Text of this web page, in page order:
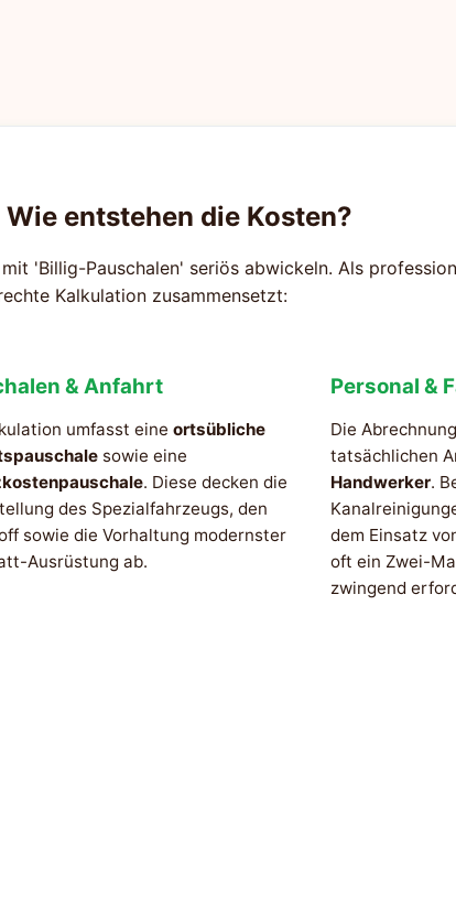
entstehen die Kosten?
'Billig-Pauschalen' seriös abwickeln. Als
Kalkulation zusammensetzt:
& Anfahrt
umfasst eine ortsübliche
sowie eine
. Diese decken die
des Spezialfahrzeugs, den
sowie die Vorhaltung modernster
Ausrüstung ab.
Personal &
Die
tatsächlichen
Handwerker.
dem Einsatz
oft ein Zwei-
zwingend